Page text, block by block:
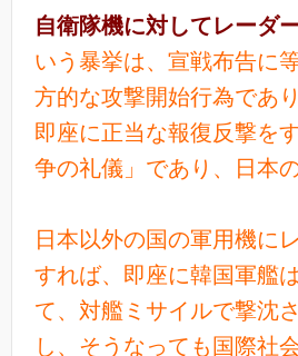
自衛隊機に対してレーダ
いう暴挙は、宣戦布告に
方的な攻撃開始行為であ
即座に正当な報復反撃を
争の礼儀」であり、日本
日本以外の国の軍用機に
すれば、即座に韓国軍艦
て、対艦ミサイルで撃沈
し、そうなっても国際社会